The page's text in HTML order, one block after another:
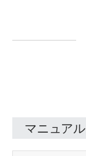
マニュアル